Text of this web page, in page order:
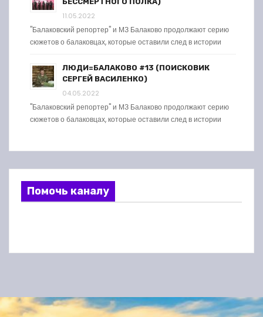
11.05.2022
"Балаковский репортер" и МЗ Балаково продолжают серию
сюжетов о балаковцах, которые оставили след в истории
ЛЮДИ=БАЛАКОВО #13 (ПОИСКОВИК
СЕРГЕЙ ВАСИЛЕНКО)
04.05.2022
"Балаковский репортер" и МЗ Балаково продолжают серию
сюжетов о балаковцах, которые оставили след в истории
Помочь каналу